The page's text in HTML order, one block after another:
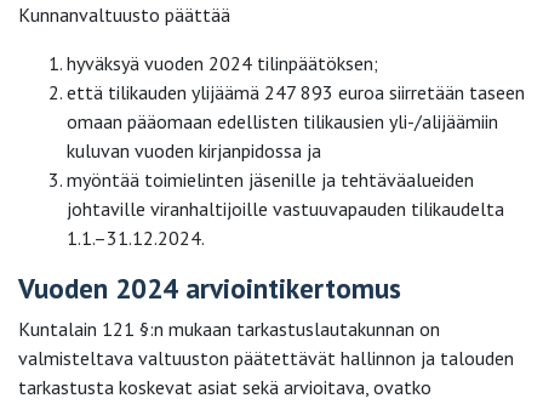
Kunnanvaltuusto päättää
hyväksyä vuoden 2024 tilinpäätöksen;
että tilikauden ylijäämä 247 893 euroa siirretään taseen
omaan pääomaan edellisten tilikausien yli-/alijäämiin
kuluvan vuoden kirjanpidossa ja
myöntää toimielinten jäsenille ja tehtäväalueiden
johtaville viranhaltijoille vastuuvapauden tilikaudelta
1.1.–31.12.2024.
Vuoden 2024 arviointikertomus
Kuntalain 121 §:n mukaan tarkastuslautakunnan on
valmisteltava valtuuston päätettävät hallinnon ja talouden
tarkastusta koskevat asiat sekä arvioitava, ovatko